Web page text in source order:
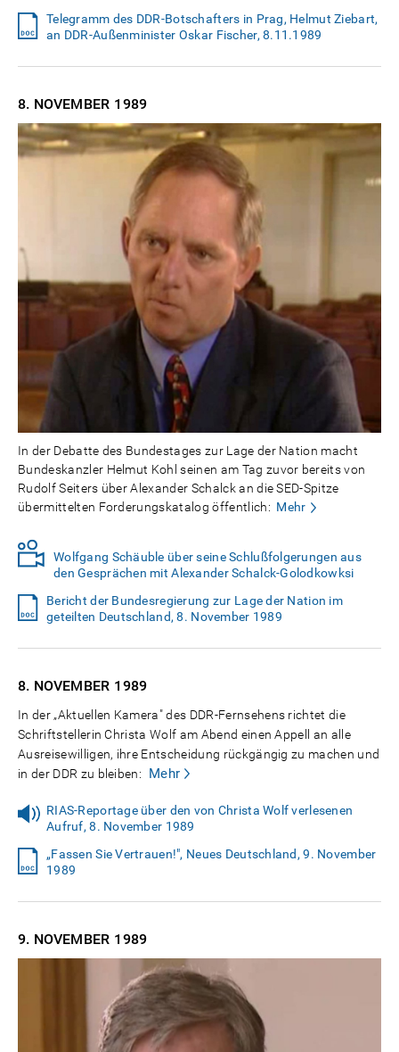
Telegramm des DDR-Botschafters in Prag, Helmut Ziebart,
an DDR-Außenminister Oskar Fischer, 8.11.1989
8. NOVEMBER 1989
In der Debatte des Bundestages zur Lage der Nation macht
Bundeskanzler Helmut Kohl seinen am Tag zuvor bereits von
Rudolf Seiters über Alexander Schalck an die SED-Spitze
übermittelten Forderungskatalog öffentlich: Mehr
Wolfgang Schäuble über seine Schlußfolgerungen aus
den Gesprächen mit Alexander Schalck-Golodkowksi
Bericht der Bundesregierung zur Lage der Nation im
geteilten Deutschland, 8. November 1989
8. NOVEMBER 1989
In der „Aktuellen Kamera" des DDR-Fernsehens richtet die
Schriftstellerin Christa Wolf am Abend einen Appell an alle
Ausreisewilligen, ihre Entscheidung rückgängig zu machen und
in der DDR zu bleiben:
Mehr
RIAS-Reportage über den von Christa Wolf verlesenen
Aufruf, 8. November 1989
„Fassen Sie Vertrauen!", Neues Deutschland, 9. November
1989
9. NOVEMBER 1989